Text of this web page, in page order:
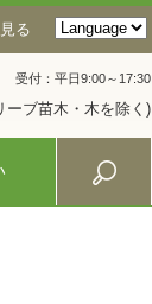
る
受付：平日9:00～17:30
ーブ苗木・木を除く)